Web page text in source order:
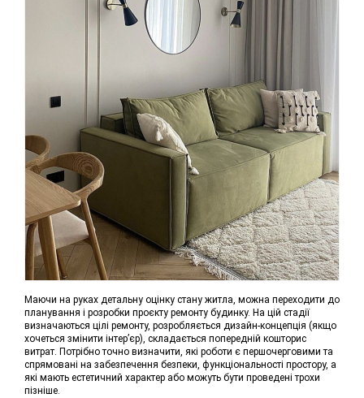
Маючи на руках детальну оцінку стану житла, можна переходити до
планування і розробки проєкту ремонту будинку. На цій стадії
визначаються цілі ремонту, розробляється дизайн-концепція (якщо
хочеться змінити інтер’єр), складається попередній кошторис
витрат. Потрібно точно визначити, які роботи є першочерговими та
спрямовані на забезпечення безпеки, функціональності простору, а
які мають естетичний характер або можуть бути проведені трохи
пізніше.